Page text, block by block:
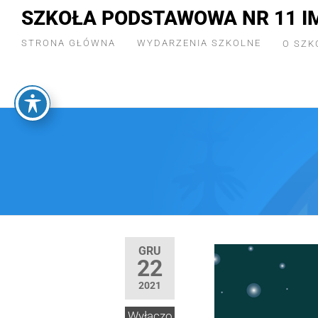
SZKOŁA PODSTAWOWA NR 11
STRONA GŁÓWNA WYDARZENIA SZKOLNE O
GRU
22
2021